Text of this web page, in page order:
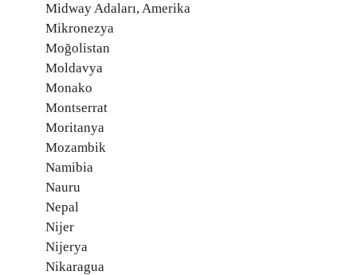
Midway Adaları, Amerika
Mikronezya
Moğolistan
Moldavya
Monako
Montserrat
Moritanya
Mozambik
Namibia
Nauru
Nepal
Nijer
Nijerya
Nikaragua